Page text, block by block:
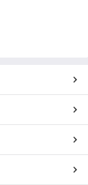
у разі